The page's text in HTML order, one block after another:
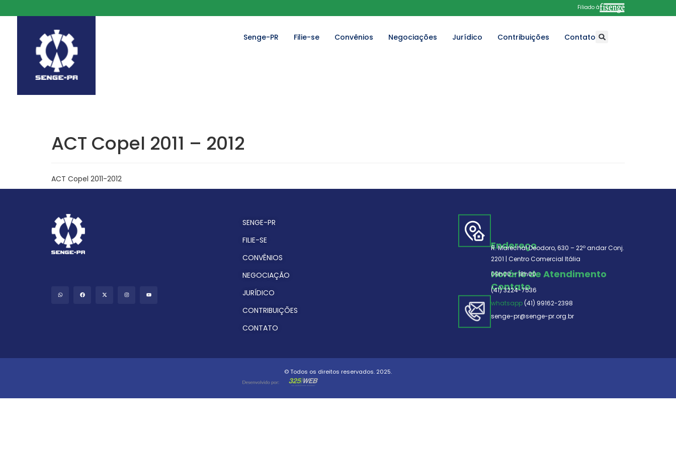
Filiado à
Senge-PR Filie-se Convênios Negociações Jurídico Contribuições Contato
ACT Copel 2011 – 2012
ACT Copel 2011-2012
SENGE-PR
FILIE-SE
CONVÊNIOS
NEGOCIAÇÃO
JURÍDICO
CONTRIBUIÇÕES
CONTATO
Endereço
R. Marechal Deodoro, 630 – 22º andar Conj.
2201 | Centro Comercial Itália
Horário de Atendimento
09h00 – 18h00
Contato
(41) 3224-7536
whatsapp(41) 99162-2398
senge-pr@senge-pr.org.br
© Todos os direitos reservados. 2025.